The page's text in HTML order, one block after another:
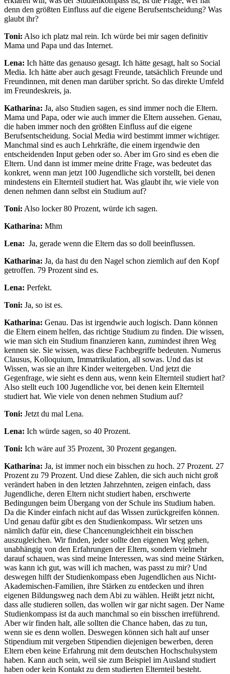
denn den größten Einfluss auf die eigene Berufsentscheidung? Was
glaubt ihr?
Toni: Also ich platz mal rein. Ich würde bei mir sagen definitiv
Mama und Papa und das Internet.
Lena: Ich hätte das genauso gesagt. Ich hätte gesagt, halt so Social
Media. Ich hätte aber auch gesagt Freunde, tatsächlich Freunde und
Freundinnen, mit denen man darüber spricht. So das direkte Umfeld
im Freundeskreis, ja.
Katharina: Ja, also Studien sagen, es sind immer noch die Eltern.
Mama und Papa, oder wie auch immer die Eltern aussehen. Genau,
die haben immer noch den größten Einfluss auf die eigene
Berufsentscheidung. Social Media wird bestimmt immer wichtiger.
Manchmal sind es auch Lehrkräfte, die einem irgendwie den
entscheidenden Input geben oder so. Aber im Gro sind es eben die
Eltern. Und dann ist immer meine dritte Frage, was bedeutet das
konkret, wenn man jetzt 100 Jugendliche sich vorstellt, bei denen
mindestens ein Elternteil studiert hat. Was glaubt ihr, wie viele von
denen nehmen dann selbst ein Studium auf?
Toni: Also locker 80 Prozent, würde ich sagen.
Katharina: Mhm
Lena: Ja, gerade wenn die Eltern das so doll beeinflussen.
Katharina: Ja, da hast du den Nagel schon ziemlich auf den Kopf
getroffen. 79 Prozent sind es.
Lena: Perfekt.
Toni: Ja, so ist es.
Katharina: Genau. Das ist irgendwie auch logisch. Dann können
die Eltern einem helfen, das richtige Studium zu finden. Die wissen,
wie man sich ein Studium finanzieren kann, zumindest ihren Weg
kennen sie. Sie wissen, was diese Fachbegriffe bedeuten. Numerus
Clausus, Kolloquium, Immatrikulation, all sowas. Und das ist
Wissen, was sie an ihre Kinder weitergeben. Und jetzt die
Gegenfrage, wie sieht es denn aus, wenn kein Elternteil studiert hat?
Also stellt euch 100 Jugendliche vor, bei denen kein Elternteil
studiert hat. Wie viele von denen nehmen Studium auf?
Toni: Jetzt du mal Lena.
Lena: Ich würde sagen, so 40 Prozent.
Toni: Ich wäre auf 35 Prozent, 30 Prozent gegangen.
Katharina: Ja, ist immer noch ein bisschen zu hoch. 27 Prozent. 27
Prozent zu 79 Prozent. Und diese Zahlen, die sich auch nicht groß
verändert haben in den letzten Jahrzehnten, zeigen einfach, dass
Jugendliche, deren Eltern nicht studiert haben, erschwerte
Bedingungen beim Übergang von der Schule ins Studium haben.
Da die Kinder einfach nicht auf das Wissen zurückgreifen können.
Und genau dafür gibt es den Studienkompass. Wir setzen uns
nämlich dafür ein, diese Chancenungleichheit ein bisschen
auszugleichen. Wir finden, jeder sollte den eigenen Weg gehen,
unabhängig von den Erfahrungen der Eltern, sondern vielmehr
darauf schauen, was sind meine Interessen, was sind meine Stärken,
was kann ich gut, was will ich machen, was passt zu mir? Und
deswegen hilft der Studienkompass eben Jugendlichen aus Nicht-
Akademischen-Familien, ihre Stärken zu entdecken und ihren
eigenen Bildungsweg nach dem Abi zu wählen. Heißt jetzt nicht,
dass alle studieren sollen, das wollen wir gar nicht sagen. Der Name
Studienkompass ist da auch manchmal so ein bisschen irreführend.
Aber wir finden halt, alle sollten die Chance haben, das zu tun,
wenn sie es denn wollen. Deswegen können sich halt auf unser
Stipendium mit vergeben Stipendien diejenigen bewerben, deren
Eltern eben keine Erfahrung mit dem deutschen Hochschulsystem
haben. Kann auch sein, weil sie zum Beispiel im Ausland studiert
haben oder kein Kontakt zu dem studierten Elternteil besteht.